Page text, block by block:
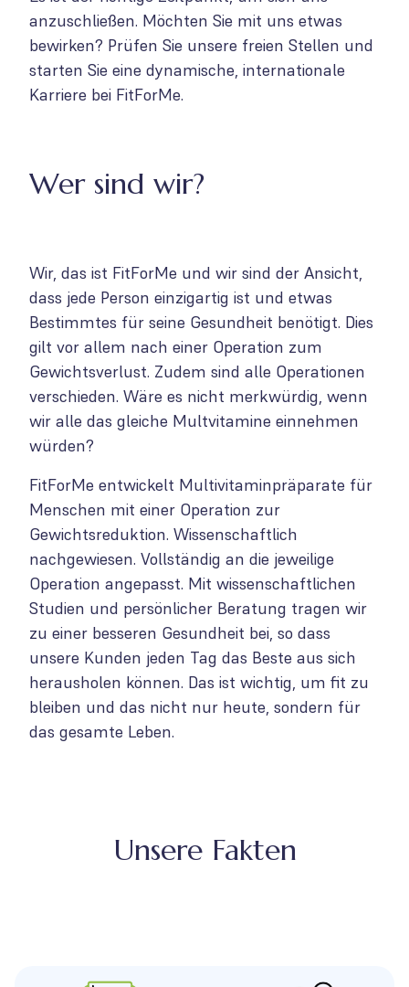
anzuschließen. Möchten Sie mit uns etwas
bewirken? Prüfen Sie unsere freien Stellen und
starten Sie eine dynamische, internationale
Karriere bei FitForMe.
Wer sind wir?
Wir, das ist FitForMe und wir sind der Ansicht,
dass jede Person einzigartig ist und etwas
Bestimmtes für seine Gesundheit benötigt. Dies
gilt vor allem nach einer Operation zum
Gewichtsverlust. Zudem sind alle Operationen
verschieden. Wäre es nicht merkwürdig, wenn
wir alle das gleiche Multvitamine einnehmen
würden?
FitForMe entwickelt Multivitaminpräparate für
Menschen mit einer Operation zur
Gewichtsreduktion. Wissenschaftlich
nachgewiesen. Vollständig an die jeweilige
Operation angepasst. Mit wissenschaftlichen
Studien und persönlicher Beratung tragen wir
zu einer besseren Gesundheit bei, so dass
unsere Kunden jeden Tag das Beste aus sich
herausholen können. Das ist wichtig, um fit zu
bleiben und das nicht nur heute, sondern für
das gesamte Leben.
Unsere Fakten